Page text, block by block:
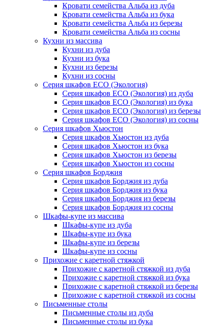
Кровати семейства Альба из дуба
Кровати семейства Альба из бука
Кровати семейства Альба из березы
Кровати семейства Альба из сосны
Кухни из массива
Кухни из дуба
Кухни из бука
Кухни из березы
Кухни из сосны
Серия шкафов ECO (Экология)
Серия шкафов ECO (Экология) из дуба
Серия шкафов ECO (Экология) из бука
Серия шкафов ECO (Экология) из березы
Серия шкафов ECO (Экология) из сосны
Серия шкафов Хьюстон
Серия шкафов Хьюстон из дуба
Серия шкафов Хьюстон из бука
Серия шкафов Хьюстон из березы
Серия шкафов Хьюстон из сосны
Серия шкафов Борджия
Серия шкафов Борджия из дуба
Серия шкафов Борджия из бука
Серия шкафов Борджия из березы
Серия шкафов Борджия из сосны
Шкафы-купе из массива
Шкафы-купе из дуба
Шкафы-купе из бука
Шкафы-купе из березы
Шкафы-купе из сосны
Прихожие с каретной стяжкой
Прихожие с каретной стяжкой из дуба
Прихожие с каретной стяжкой из бука
Прихожие с каретной стяжкой из березы
Прихожие с каретной стяжкой из сосны
Письменные столы
Письменные столы из дуба
Письменные столы из бука